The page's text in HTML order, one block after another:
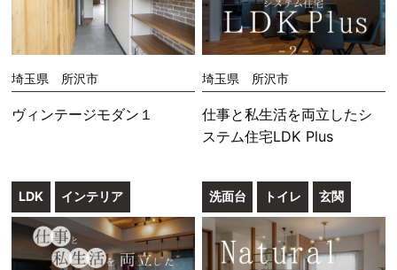
埼玉県 所沢市
ヴィンテージモダン１
埼玉県 所沢市
仕事と私生活を両立したシ
ステム住宅LDK Plus
LDK インテリア 洗面台 トイレ 玄関